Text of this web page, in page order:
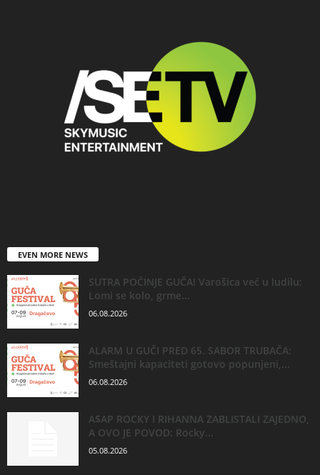
EVEN MORE NEWS
SUTRA POČINJE GUČA! Varošica već u ludilu:
Lomi se kolo, grme...
06.08.2026
ALARM U GUČI PRED 65. SABOR TRUBAČA:
Smeštajni kapaciteti gotovo popunjeni,...
06.08.2026
A$AP ROCKY I RIHANNA ZABLISTALI ZAJEDNO,
A OVO JE POVOD: Rocky...
05.08.2026